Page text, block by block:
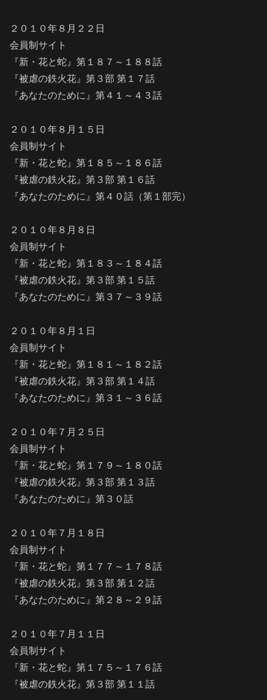
２０１０年８月２２日
会員制サイト
『新・花と蛇』第１８７～１８８話
『被虐の鉄火花』第３部 第１７話
『あなたのために』第４１～４３話
２０１０年８月１５日
会員制サイト
『新・花と蛇』第１８５～１８６話
『被虐の鉄火花』第３部 第１６話
『あなたのために』第４０話（第１部完）
２０１０年８月８日
会員制サイト
『新・花と蛇』第１８３～１８４話
『被虐の鉄火花』第３部 第１５話
『あなたのために』第３７～３９話
２０１０年８月１日
会員制サイト
『新・花と蛇』第１８１～１８２話
『被虐の鉄火花』第３部 第１４話
『あなたのために』第３１～３６話
２０１０年７月２５日
会員制サイト
『新・花と蛇』第１７９～１８０話
『被虐の鉄火花』第３部 第１３話
『あなたのために』第３０話
２０１０年７月１８日
会員制サイト
『新・花と蛇』第１７７～１７８話
『被虐の鉄火花』第３部 第１２話
『あなたのために』第２８～２９話
２０１０年７月１１日
会員制サイト
『新・花と蛇』第１７５～１７６話
『被虐の鉄火花』第３部 第１１話